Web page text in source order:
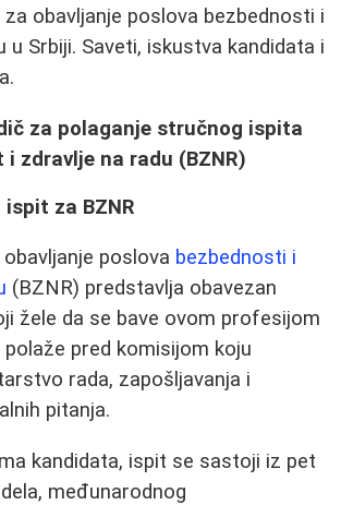
obavljanje poslova bezbednosti i
u Srbiji. Saveti, iskustva kandidata i
za polaganje stručnog ispita
i zdravlje na radu (BZNR)
za BZNR
poslova bezbednosti i
(BZNR) predstavlja obavezan
žele da se bave ovom profesijom
polaže pred komisijom koju
rada, zapošljavanja i
pitanja.
kandidata, ispit se sastoji iz pet
međunarodnog